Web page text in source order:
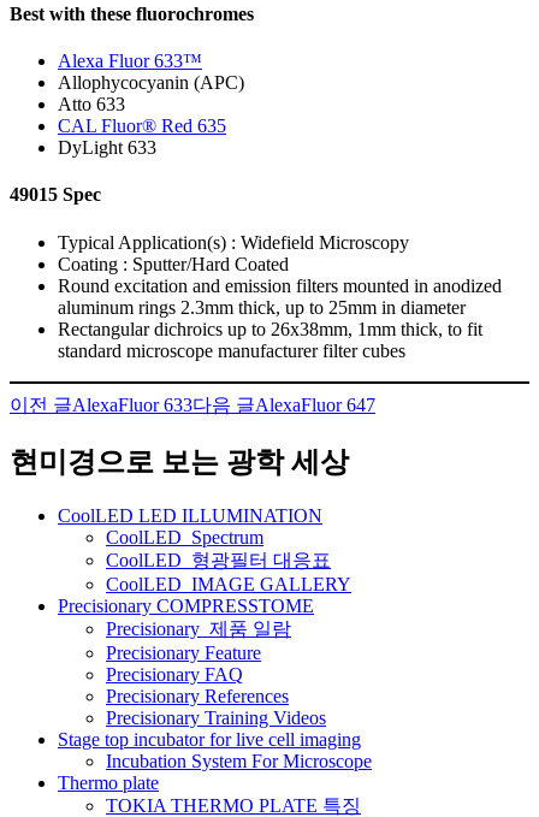
Best with these fluorochromes
Alexa Fluor 633™
Allophycocyanin (APC)
Atto 633
CAL Fluor® Red 635
DyLight 633
49015 Spec
Typical Application(s) : Widefield Microscopy
Coating : Sputter/Hard Coated
Round excitation and emission filters mounted in anodized
aluminum rings 2.3mm thick, up to 25mm in diameter
Rectangular dichroics up to 26x38mm, 1mm thick, to fit
standard microscope manufacturer filter cubes
글
네
이전 글AlexaFluor 633다음 글AlexaFluor 647
현미경으로 보는 광학 세상
CoolLED LED ILLUMINATION
CoolLED_Spectrum
CoolLED_형광필터 대응표
CoolLED_IMAGE GALLERY
Precisionary COMPRESSTOME
Precisionary_제품 일람
Precisionary Feature
Precisionary FAQ
Precisionary References
Precisionary Training Videos
Stage top incubator for live cell imaging
Incubation System For Microscope
Thermo plate
TOKIA THERMO PLATE 특징